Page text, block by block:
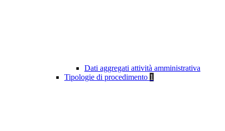
Dati aggregati attività amministrativa
Tipologie di procedimento 1